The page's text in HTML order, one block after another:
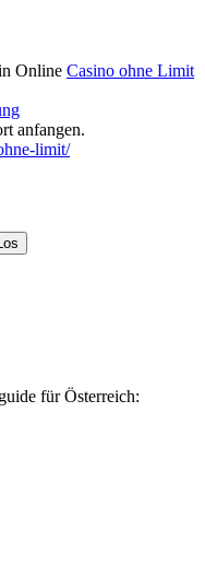
Online Casino ohne Limit
anfangen.
limit/
für Österreich: